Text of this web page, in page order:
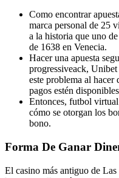
Como encontrar
marca personal de 25
a la historia que uno
de 1638 en Venecia.
Hacer una apuesta
progressiveack,
este problema al hacer
pagos estén
Entonces, futbol virtual
cómo se otorgan los
bono.
Forma De Ganar
El casino más antiguo de